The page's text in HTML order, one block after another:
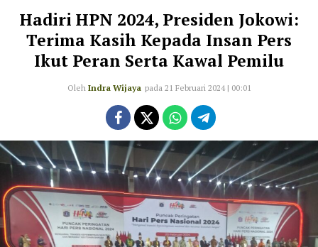
Hadiri HPN 2024, Presiden Jokowi:
Terima Kasih Kepada Insan Pers
Ikut Peran Serta Kawal Pemilu
Oleh Indra Wijaya pada 21 Februari 2024 | 00:01